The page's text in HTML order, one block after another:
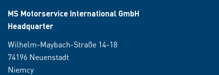
MS Motorservice International GmbH
Headquarter
Wilhelm-Maybach-Straße 14-18
74196 Neuenstadt
Niemcy